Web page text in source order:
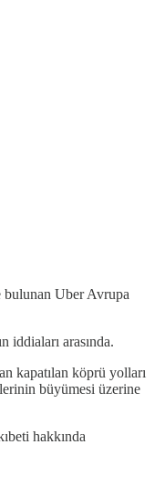
bulunan Uber Avrupa
iddiaları arasında.
kapatılan köprü yolları
büyümesi üzerine
hakkında